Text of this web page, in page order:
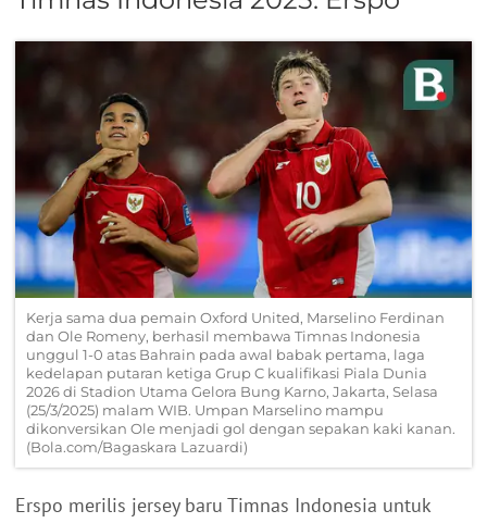
Kerja sama dua pemain Oxford United, Marselino Ferdinan
dan Ole Romeny, berhasil membawa Timnas Indonesia
unggul 1-0 atas Bahrain pada awal babak pertama, laga
kedelapan putaran ketiga Grup C kualifikasi Piala Dunia
2026 di Stadion Utama Gelora Bung Karno, Jakarta, Selasa
(25/3/2025) malam WIB. Umpan Marselino mampu
dikonversikan Ole menjadi gol dengan sepakan kaki kanan.
(Bola.com/Bagaskara Lazuardi)
Erspo merilis jersey baru Timnas Indonesia untuk